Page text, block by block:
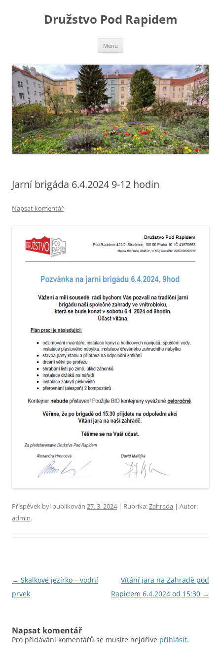
Družstvo Pod Rapidem
Menu
webu
Jarní brigáda 6.4.2024 9-12 hodin
Napsat komentář
Příspěvek byl publikován 27. 3. 2024| Rubrika:Zahrada | Autor:
admin.
Navigace
pro
← Skalkové jezírko – vodní
prvek
Vítání jara na Zahradě pod
Rapidem 6.4.2024 od 15:30 →
Napsat komentář
Pro přidávání komentářů se musíte nejdříve přihlásit.